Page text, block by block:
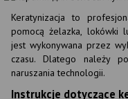
Keratynizacja to
pomocą żelazka, lokówki
jest wykonywana przez
czasu. Dlatego należy
naruszania technologii.
Instrukcje dotyczące